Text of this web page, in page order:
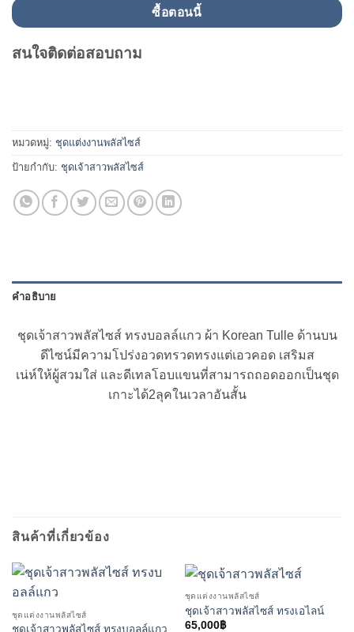
ซื้อตอนนี้
สนใจติดต่อสอบถาม
หมวดหมู่: ชุดแต่งงานพลัสไซส์
ป้ายกำกับ: ชุดเจ้าสาวพลัสไซส์
คำอธิบาย
ชุดเจ้าสาวพลัสไซส์ ทรงบอลล์แกว ผ้า Korean Tulle ด้านบน
ดีไซน์มีความโปร่งอวดทรวดทรงแต่เอวคอด เสริมส
เน่ห์ให้ผู้สวมใส่ และดีเทลโอบแขนที่สามารถถอดออกเป็นชุด
เกาะได้2ลุคในเวลาอันสั้น
สินค้าที่เกี่ยวข้อง
ชุดแต่งงานพลัสไซส์
ชุดเจ้าสาวพลัสไซส์ ทรงบอลล์แกว
ชุดแต่งงานพลัสไซส์
ชุดเจ้าสาวพลัสไซส์ ทรงเอไลน์
65,000฿